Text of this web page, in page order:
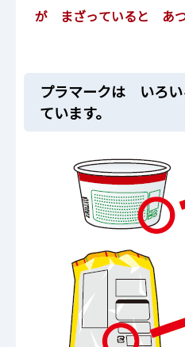
が まざっていると あつ
プラマークは いろ
ています。